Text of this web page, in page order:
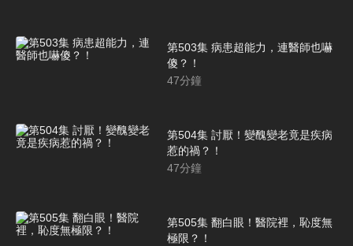
第503集 病患超能力，連醫師也嚇
傻？！
47分鐘
第504集 討厭！變醜變老竟是疾病
惹的禍？！
47分鐘
第505集 翻白眼！醫院裡，恥度無
極限？！